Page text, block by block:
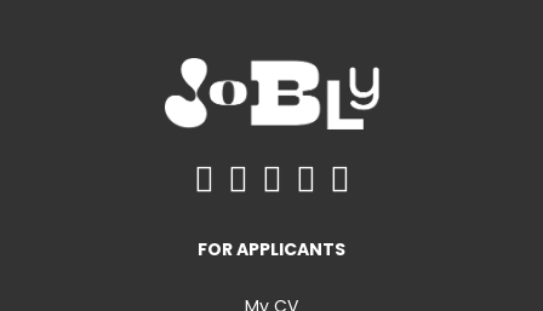
FOR APPLICANTS
My CV